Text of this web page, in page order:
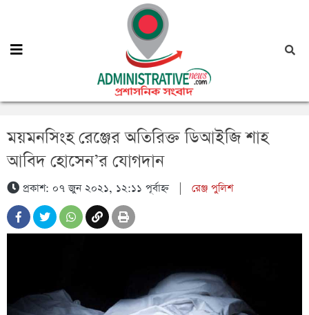
ময়মনসিংহ রেঞ্জের অতিরিক্ত ডিআইজি শাহ
আবিদ হোসেন’র যোগদান
প্রকাশ: ০৭ জুন ২০২১, ১২:১১ পূর্বাহ্ন| রেঞ্জ পুলিশ